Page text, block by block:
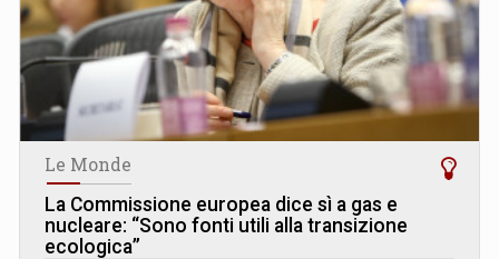
Le Monde
La Commissione europea dice sì a gas e
nucleare: “Sono fonti utili alla transizione
ecologica”